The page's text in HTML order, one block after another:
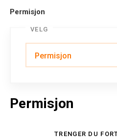
Permisjon
VELG
Sykmelding
Permisjon
Permisjon
TRENGER DU